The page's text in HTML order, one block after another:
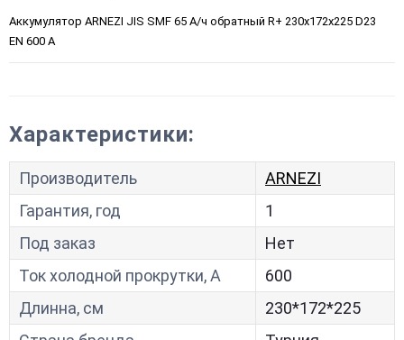
Аккумулятор ARNEZI JIS SMF 65 А/ч обратный R+ 230x172x225 D23
EN 600 А
Характеристики:
Производитель
ARNEZI
Гарантия, год
1
Под заказ
Нет
Ток холодной прокрутки, A
600
Длинна, см
230*172*225